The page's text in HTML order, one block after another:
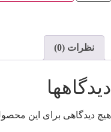
نظرات (0)
دیدگاهها
هیچ دیدگاهی برای این